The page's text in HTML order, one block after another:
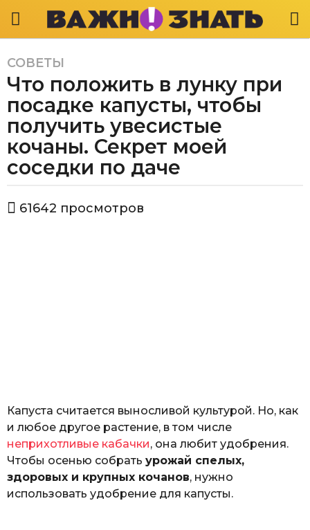
5
л
т
a
g
o
о
СОВЕТЫ
Что положить в лунку при
посадке капусты, чтобы
получить увесистые
кочаны. Секрет моей
соседки по даче
в
61642 просмотров
Капуста считается выносливой культурой. Но, как
и любое другое растение, в том числе
неприхотливые кабачки, она любит удобрения.
Чтобы осенью собрать урожай спелых,
здоровых и крупных кочанов, нужно
использовать удобрение для капусты.